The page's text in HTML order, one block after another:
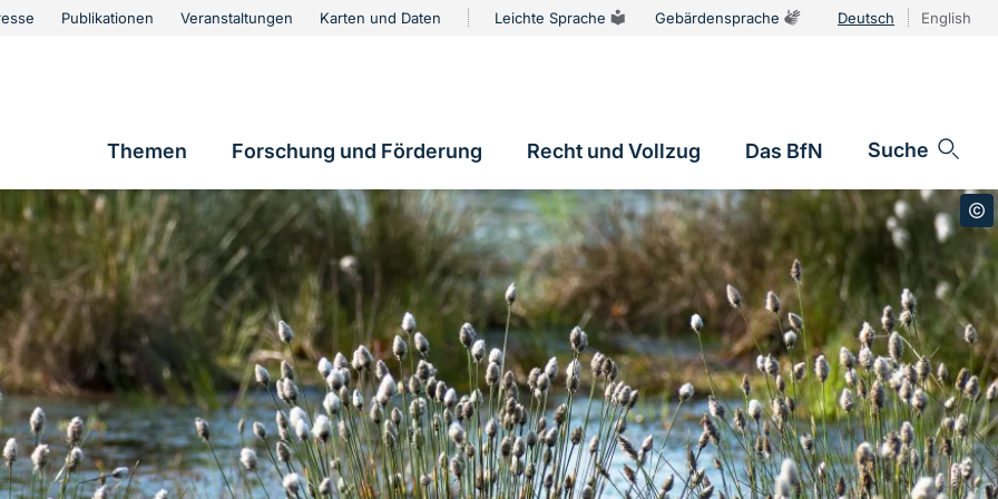
Publikationen Veranstaltungen Karten und Daten Leichte Sprache Gebärdensprache Deutsch English
Hauptnavigation
Themen Forschung und Förderung Recht und Vollzug Das BfN Suche